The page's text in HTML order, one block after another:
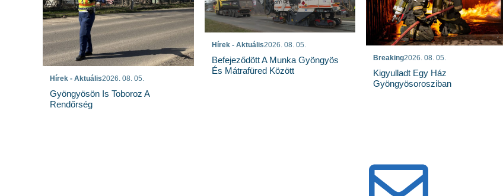
Hírek - Aktuális2026. 08. 05.
Gyöngyösön Is Toboroz A
Rendőrség
Hírek - Aktuális2026. 08. 05.
Befejeződött A Munka Gyöngyös
És Mátrafüred Között
Breaking2026. 08. 05.
Kigyulladt Egy Ház
Gyöngyösorosziban